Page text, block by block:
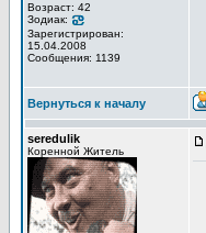
Возраст: 42
Зодиак:
Зарегистрирован:
15.04.2008
Сообщения: 1139
Вернуться к началу
seredulik
Коренной Житель